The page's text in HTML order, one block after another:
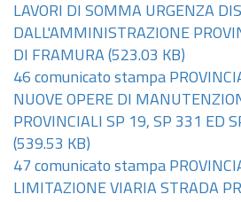
LAVORI DI SOMMA URGENZA
DALL'AMMINISTRAZIONE
DI FRAMURA (523.03 KB)
46 comunicato stampa
NUOVE OPERE DI
PROVINCIALI SP 19, SP 331 ED
(539.53 KB)
47 comunicato stampa
LIMITAZIONE VIARIA STRADA